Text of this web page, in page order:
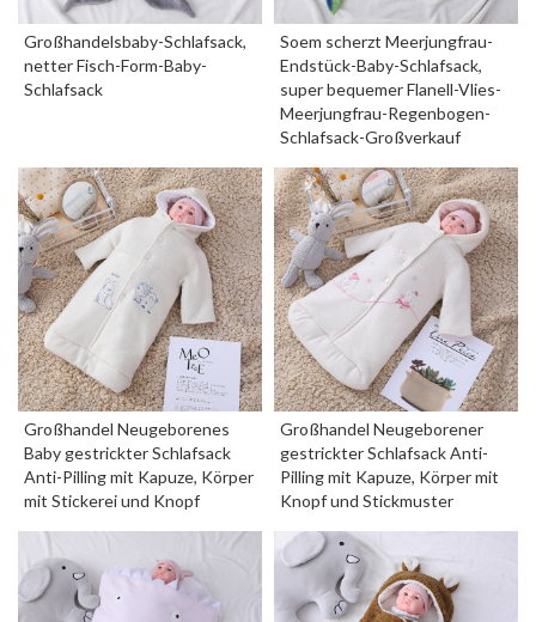
Großhandelsbaby-Schlafsack,
netter Fisch-Form-Baby-
Schlafsack
Soem scherzt Meerjungfrau-
Endstück-Baby-Schlafsack,
super bequemer Flanell-Vlies-
Meerjungfrau-Regenbogen-
Schlafsack-Großverkauf
Großhandel Neugeborenes
Baby gestrickter Schlafsack
Anti-Pilling mit Kapuze, Körper
mit Stickerei und Knopf
Großhandel Neugeborener
gestrickter Schlafsack Anti-
Pilling mit Kapuze, Körper mit
Knopf und Stickmuster